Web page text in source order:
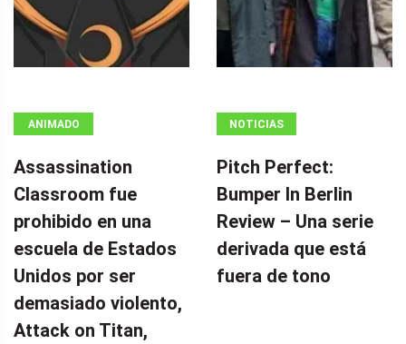
ANIMADO
Assassination
Classroom fue
prohibido en una
escuela de Estados
Unidos por ser
demasiado violento,
Attack on Titan,
NOTICIAS
Pitch Perfect:
Bumper In Berlin
Review – Una serie
derivada que está
fuera de tono